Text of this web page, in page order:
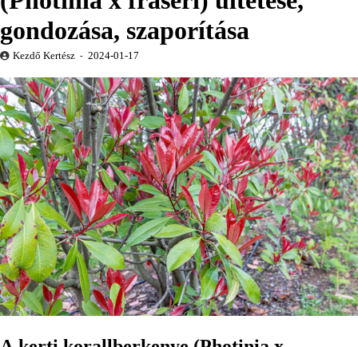
gondozása, szaporítása
Kezdő Kertész 2024-01-17